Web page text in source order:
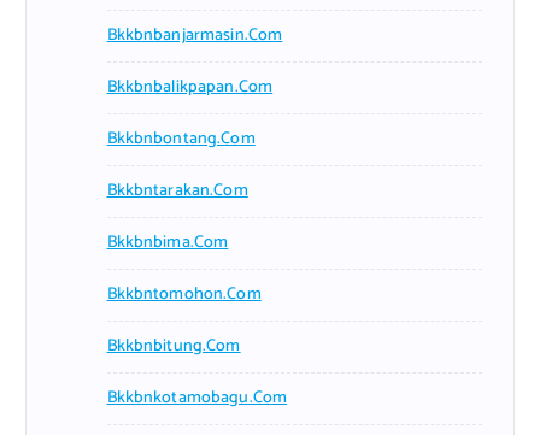
Bkkbnbanjarmasin.com
Bkkbnbalikpapan.com
Bkkbnbontang.com
Bkkbntarakan.com
Bkkbnbima.com
Bkkbntomohon.com
Bkkbnbitung.com
Bkkbnkotamobagu.com